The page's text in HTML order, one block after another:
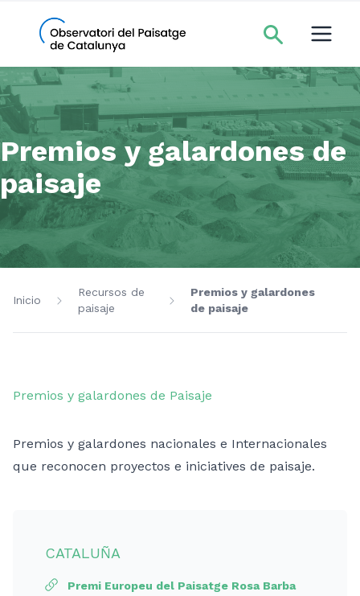
Premios y galardones de
paisaje
Inicio
Recursos de
paisaje
Premios y galardones
de paisaje
Premios y galardones de Paisaje
Premios y galardones nacionales e Internacionales
que reconocen proyectos e iniciatives de paisaje.
CATALUÑA
Premi Europeu del Paisatge Rosa Barba